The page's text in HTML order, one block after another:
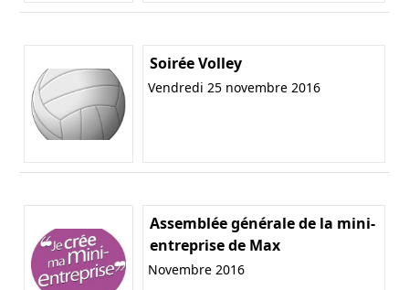
Soirée Volley
Vendredi 25 novembre 2016
Assemblée générale de la mini-
entreprise de Max
Novembre 2016